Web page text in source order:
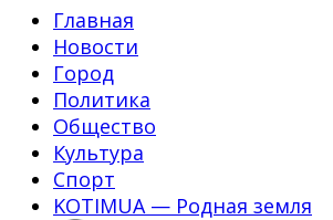
Главная
Новости
Город
Политика
Общество
Культура
Спорт
KOTIMUA — Родная земля